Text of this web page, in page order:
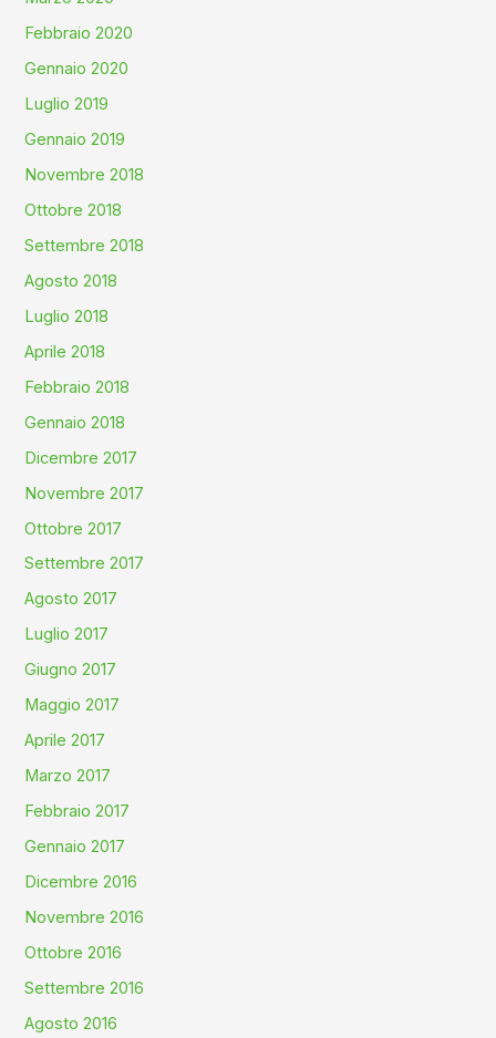
Febbraio 2020
Gennaio 2020
Luglio 2019
Gennaio 2019
Novembre 2018
Ottobre 2018
Settembre 2018
Agosto 2018
Luglio 2018
Aprile 2018
Febbraio 2018
Gennaio 2018
Dicembre 2017
Novembre 2017
Ottobre 2017
Settembre 2017
Agosto 2017
Luglio 2017
Giugno 2017
Maggio 2017
Aprile 2017
Marzo 2017
Febbraio 2017
Gennaio 2017
Dicembre 2016
Novembre 2016
Ottobre 2016
Settembre 2016
Agosto 2016